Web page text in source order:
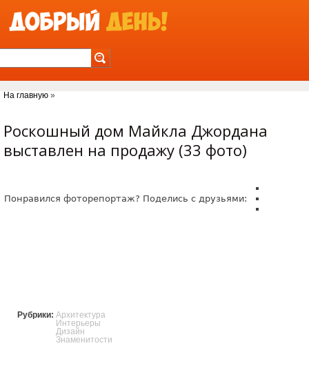
На главную »
Роскошный дом Майкла Джордана
выставлен на продажу (33 фото)
Понравился фоторепортаж? Поделись с друзьями:
Рубрики: Архитектура
Интерьеры
Дизайн
Знаменитости